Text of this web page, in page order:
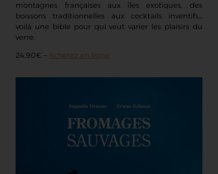
montagnes françaises aux îles exotiques, des
boissons traditionnelles aux cocktails inventifs…
voilà une bible pour qui veut varier les plaisirs du
verre.
24,90€ –Achetez en ligne